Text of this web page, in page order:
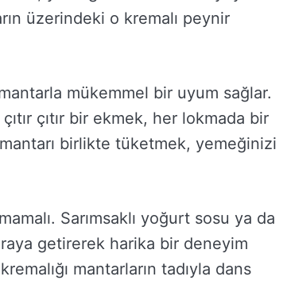
üzerindeki o kremalı peynir
mükemmel bir uyum sağlar.
çıtır çıtır bir ekmek, her lokmada bir
birlikte tüketmek, yemeğinizi
Sarımsaklı yoğurt sosu ya da
getirerek harika bir deneyim
mantarların tadıyla dans